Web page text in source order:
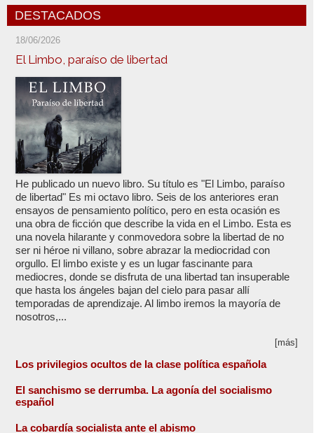
DESTACADOS
18/06/2026
El Limbo, paraíso de libertad
He publicado un nuevo libro. Su título es "El Limbo, paraíso
de libertad" Es mi octavo libro. Seis de los anteriores eran
ensayos de pensamiento político, pero en esta ocasión es
una obra de ficción que describe la vida en el Limbo. Esta es
una novela hilarante y conmovedora sobre la libertad de no
ser ni héroe ni villano, sobre abrazar la mediocridad con
orgullo. El limbo existe y es un lugar fascinante para
mediocres, donde se disfruta de una libertad tan insuperable
que hasta los ángeles bajan del cielo para pasar allí
temporadas de aprendizaje. Al limbo iremos la mayoría de
nosotros,...
[más]
Los privilegios ocultos de la clase política española
El sanchismo se derrumba. La agonía del socialismo
español
La cobardía socialista ante el abismo